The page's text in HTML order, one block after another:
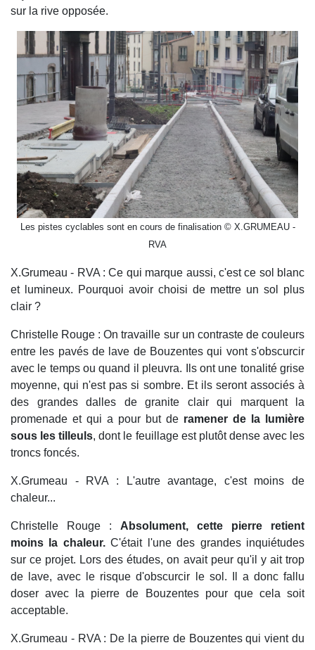
sur la rive opposée.
Les pistes cyclables sont en cours de finalisation © X.GRUMEAU -
RVA
X.Grumeau - RVA : Ce qui marque aussi, c'est ce sol blanc
et lumineux. Pourquoi avoir choisi de mettre un sol plus
clair ?
Christelle Rouge : On travaille sur un contraste de couleurs
entre les pavés de lave de Bouzentes qui vont s'obscurcir
avec le temps ou quand il pleuvra. Ils ont une tonalité grise
moyenne, qui n'est pas si sombre. Et ils seront associés à
des grandes dalles de granite clair qui marquent la
promenade et qui a pour but de ramener de la lumière
sous les tilleuls, dont le feuillage est plutôt dense avec les
troncs foncés.
X.Grumeau - RVA : L'autre avantage, c'est moins de
chaleur...
Christelle Rouge : Absolument, cette pierre retient
moins la chaleur.C'était l'une des grandes inquiétudes
sur ce projet. Lors des études, on avait peur qu'il y ait trop
de lave, avec le risque d'obscurcir le sol. Il a donc fallu
doser avec la pierre de Bouzentes pour que cela soit
acceptable.
X.Grumeau - RVA : De la pierre de Bouzentes qui vient du